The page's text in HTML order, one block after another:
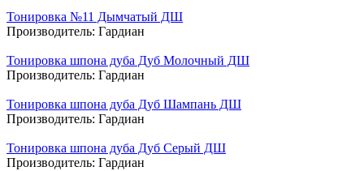
Тонировка №11 Дымчатый ДШ
Производитель: Гардиан
Тонировка шпона дуба Дуб Молочный ДШ
Производитель: Гардиан
Тонировка шпона дуба Дуб Шампань ДШ
Производитель: Гардиан
Тонировка шпона дуба Дуб Серый ДШ
Производитель: Гардиан